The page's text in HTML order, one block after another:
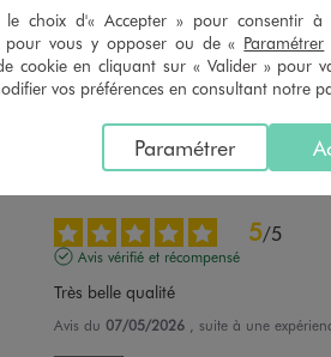
5/5
Avis vérifié et récompensé
Cadeau pour une petite princesse
Signaler
5/5
Avis vérifié et récompensé
Très belle qualité
Avis du 07/05/2026 , suite à une
le choix d'« Accepter » pour consentir
pour vous y opposer ou de « Paramétrer
cookie en cliquant sur « Valider » pour
vos préférences en consultant notre
Paramétrer